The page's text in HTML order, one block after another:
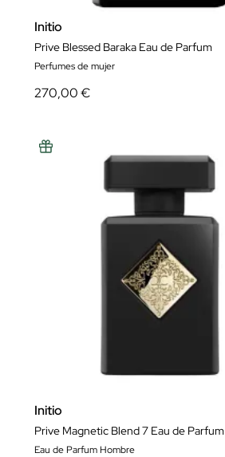
Initio
Prive Blessed Baraka Eau de Parfum
Perfumes de mujer
270,00 €
Initio
Prive Magnetic Blend 7 Eau de Parfum
Eau de Parfum Hombre